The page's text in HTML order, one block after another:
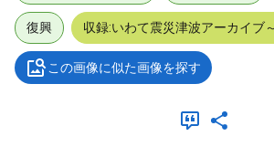
復興 収録:いわて震災津波アーカイブ
この画像に似た画像を探す